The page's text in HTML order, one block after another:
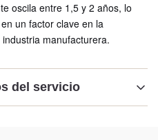
oscila entre 1,5 y 2 años, lo
un factor clave en la
manufacturera.
del servicio